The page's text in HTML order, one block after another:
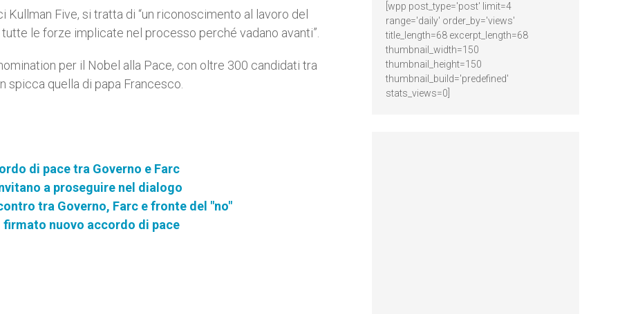
Five, si tratta di “un riconoscimento al lavoro del
le forze implicate nel processo perché vadano avanti”.
per il Nobel alla Pace, con oltre 300 candidati tra
spicca quella di papa Francesco.
di pace tra Governo e Farc
a proseguire nel dialogo
tra Governo, Farc e fronte del "no"
firmato nuovo accordo di pace
[wpp post_type='post' limit=4
range='daily' order_by='views'
title_length=68 excerpt_length=68
thumbnail_width=150
thumbnail_height=150
thumbnail_build='predefined'
stats_views=0]